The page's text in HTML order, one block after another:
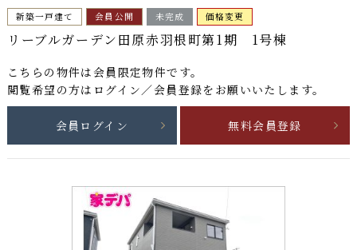
新築一戸建て 会員公開 未完成 価格変更
リーブルガーデン田原赤羽根町第1期 1号棟
こちらの物件は 会員限定物件です。
閲覧希望の方はログイン／会員登録をお願いいたします。
会員ログイン 無料会員登録